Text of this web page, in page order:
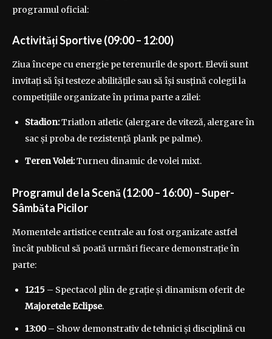
programul oficial:
Activități Sportive (09:00 – 12:00)
Ziua începe cu energie pe terenurile de sport. Elevii sunt
invitați să își testeze abilitățile sau să își susțină colegii la
competițiile organizate în prima parte a zilei:
Stadion:Triatlon atletic (alergare de viteză, alergare în
sac și proba de rezistență plank pe palme).
Teren Volei:Turneu dinamic de volei mixt.
Programul de la Scenă (12:00 – 16:00) – Super-
Sâmbăta Picilor
Momentele artistice centrale au fost organizate astfel
încât publicul să poată urmări fiecare demonstrație în
parte:
12:15 – Spectacol plin de grație și dinamism oferit de
Majoretele Eclipse.
13:00– Show demonstrativ de tehnici și disciplină cu